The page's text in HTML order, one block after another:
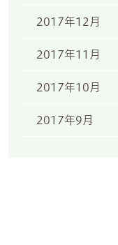
2017年12月
2017年11月
2017年10月
2017年9月